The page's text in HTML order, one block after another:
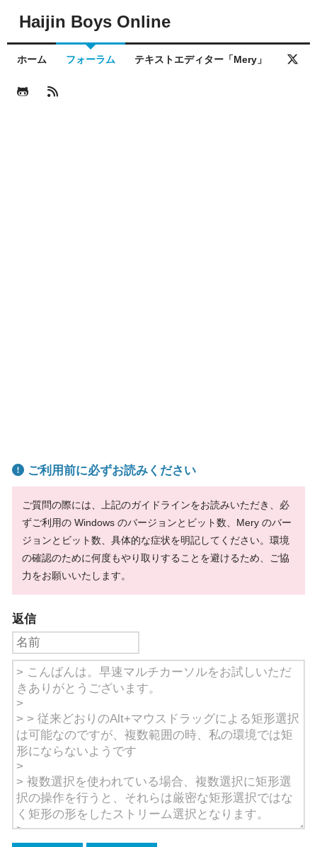
Haijin Boys Online
ホーム フォーラム テキストエディター「Mery」
ご利用前に必ずお読みください
ご質問の際には、上記のガイドラインをお読みいただき、必
ずご利用の Windows のバージョンとビット数、Mery のバー
ジョンとビット数、具体的な症状を明記してください。環境
の確認のために何度もやり取りすることを避けるため、ご協
力をお願いいたします。
返信